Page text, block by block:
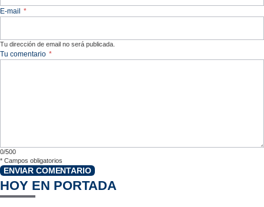
E-mail *
Tu dirección de email no será publicada.
Tu comentario *
0/500
* Campos obligatorios
ENVIAR COMENTARIO
HOY EN PORTADA